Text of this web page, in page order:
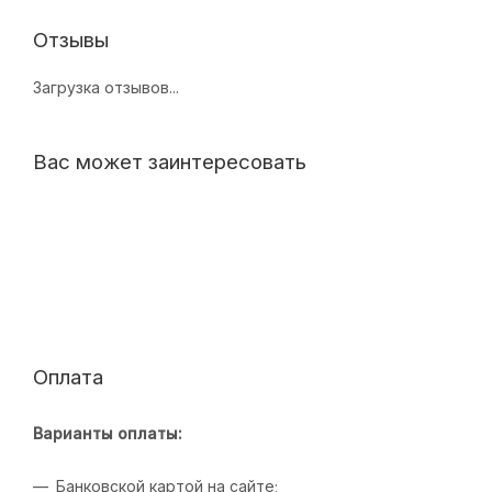
Отзывы
Загрузка отзывов...
Вас может заинтересовать
Оплата
Варианты оплаты:
Банковской картой на сайте;